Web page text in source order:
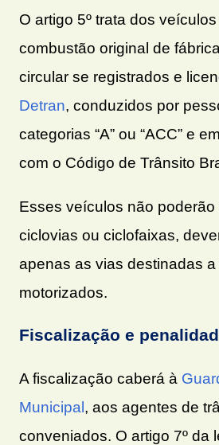
O artigo 5º trata dos
combustão original de
circular se registrados e
Detran, conduzidos por
categorias “A” ou “ACC” e
com o Código de Trânsito
Esses veículos não poderão
ciclovias ou ciclofaixas,
apenas as vias destinadas
motorizados.
Fiscalização e
A fiscalização caberá à
Municipal , aos agentes de
conveniados. O artigo 7º da